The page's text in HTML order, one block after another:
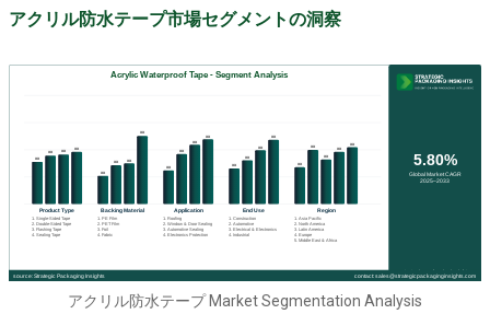
アクリル防水テープ市場セグメントの洞察
アクリル防水テープ Market Segmentation Analysis